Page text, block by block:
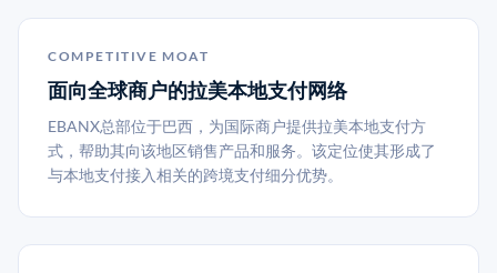
COMPETITIVE MOAT
面向全球商户的拉美本地支付网络
EBANX总部位于巴西，为国际商户提供拉美本地支付方
式，帮助其向该地区销售产品和服务。该定位使其形成了
与本地支付接入相关的跨境支付细分优势。